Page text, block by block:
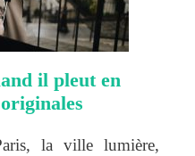
il pleut en
la ville lumière,